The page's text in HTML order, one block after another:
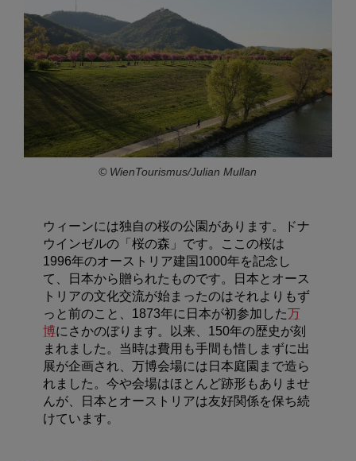
© WienTourismus/Julian Mullan
ウィーンには独自の桜の公園があります。ドナ
ウインゼルの「桜の森」です。ここの桜は
1996年のオーストリア建国1000年を記念し
て、日本から贈られたものです。日本とオース
トリアの文化交流が始まったのはそれよりもず
っと前のこと、1873年に日本が初参加した万
博にさかのぼります。以来、150年の歴史が刻
まれました。当時は費用も手間も惜しまずに出
展が企画され、万博会場には日本庭園まで造ら
れました。今や会場はほとんど跡形もありませ
んが、日本とオーストリアは友好関係を保ち続
けています。